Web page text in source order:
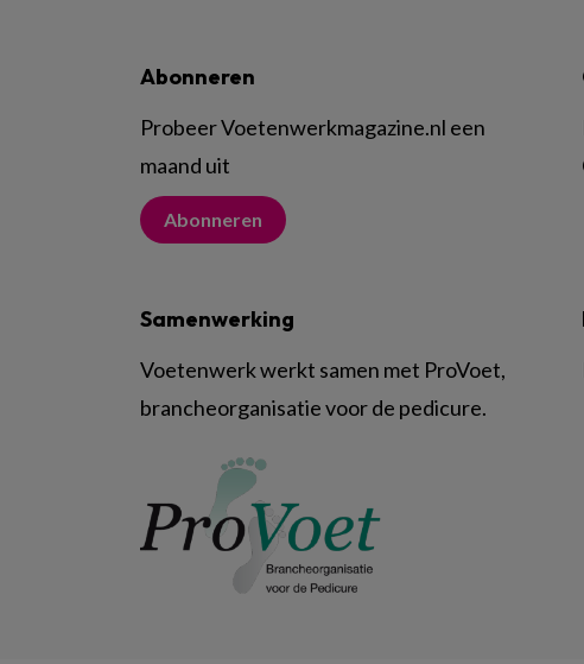
Abonneren
Probeer Voetenwerkmagazine.nl een
maand uit
Abonneren
Samenwerking
Voetenwerk werkt samen met ProVoet,
brancheorganisatie voor de pedicure.